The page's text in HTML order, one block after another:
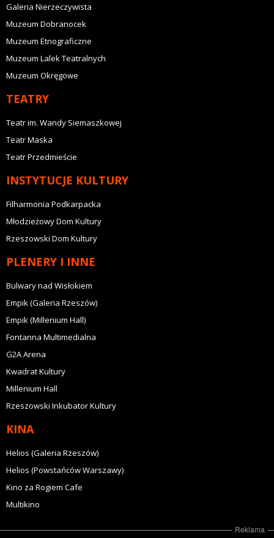
Galeria Nierzeczywista
Muzeum Dobranocek
Muzeum Etnograficzne
Muzeum Lalek Teatralnych
Muzeum Okręgowe
TEATRY
Teatr im. Wandy Siemaszkowej
Teatr Maska
Teatr Przedmieście
INSTYTUCJE KULTURY
Filharmonia Podkarpacka
Młodzieżowy Dom Kultury
Rzeszowski Dom Kultury
PLENERY I INNE
Bulwary nad Wisłokiem
Empik (Galeria Rzeszów)
Empik (Millenium Hall)
Fontanna Multimedialna
G2A Arena
Kwadrat Kultury
Millenium Hall
Rzeszowski Inkubator Kultury
KINA
Helios (Galeria Rzeszów)
Helios (Powstańców Warszawy)
Kino za Rogiem Cafe
Multikino
Reklama